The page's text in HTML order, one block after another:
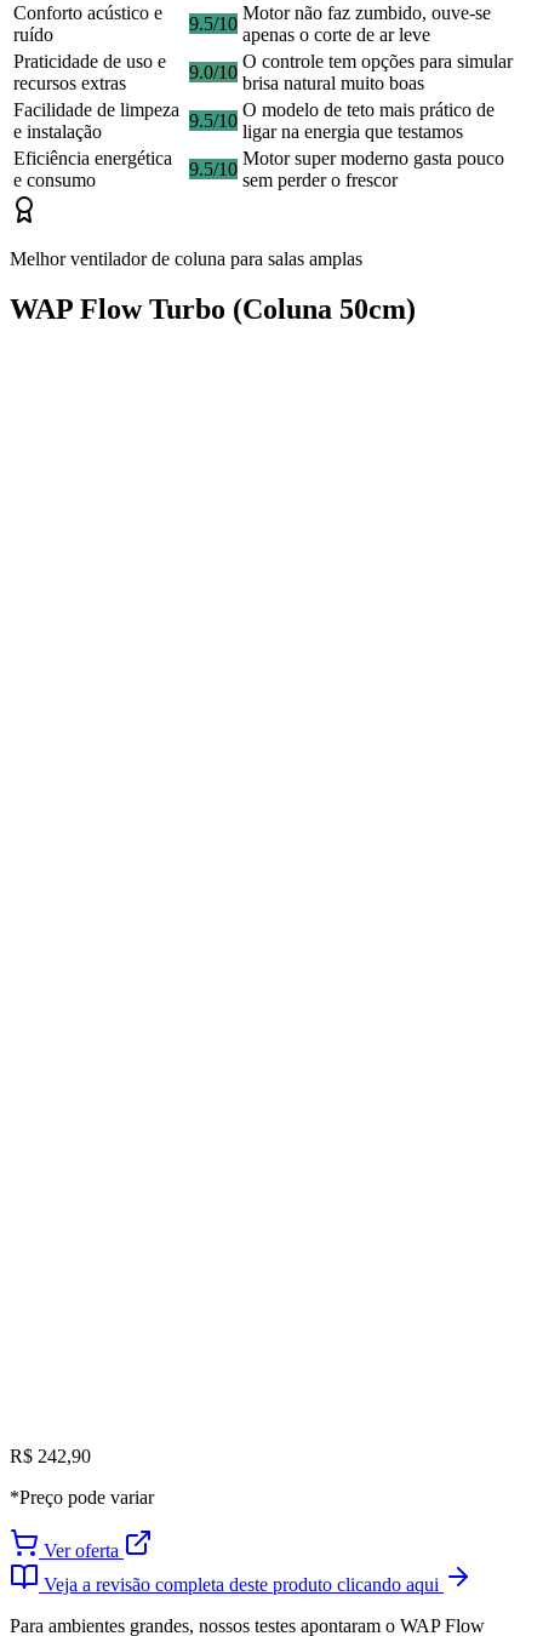
Conforto acústico e
ruído
9.5/10
Motor não faz zumbido, ouve-se
apenas o corte de ar leve
Praticidade de uso e
recursos extras
9.0/10
O controle tem opções para simular
brisa natural muito boas
Facilidade de limpeza
e instalação
9.5/10
O modelo de teto mais prático de
ligar na energia que testamos
Eficiência energética
e consumo
9.5/10
Motor super moderno gasta pouco
sem perder o frescor
Melhor ventilador de coluna para salas amplas
WAP Flow Turbo (Coluna 50cm)
R$ 242,90
*Preço pode variar
Ver oferta
Veja a revisão completa deste produto clicando aqui
Para ambientes grandes, nossos testes apontaram o WAP Flow